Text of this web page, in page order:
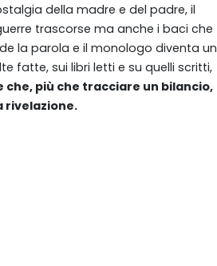
della madre e del padre, il
trascorse ma anche i baci che
la parola e il monologo diventa un
fatte, sui libri letti e su quelli scritti,
che, più che tracciare un bilancio,
rivelazione.